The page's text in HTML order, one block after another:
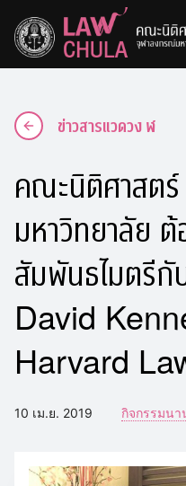
content
ข่าวสารแวดวง ฬ
คณะนิติศาสต
มหาวิทยาลัย
สัมพันธไมตรี
David
Harvard
10 เม.ย. 2019 กิจกรรมนา